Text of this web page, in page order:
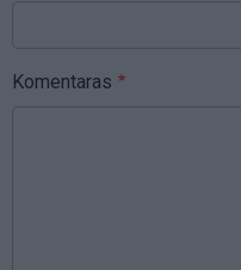
Komentaras